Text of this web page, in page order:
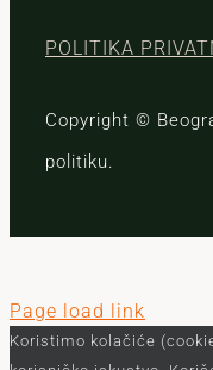
POLITIKA
Copyright ©
politiku.
Page load link
Koristimo kolačiće